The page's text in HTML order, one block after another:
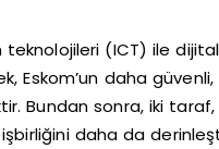
(ICT) ile
Eskom’un daha
Bundan sonra, iki
daha da